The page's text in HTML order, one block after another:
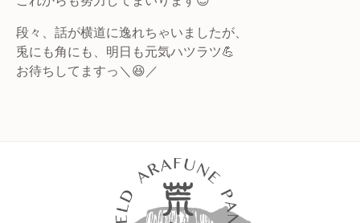
段々、話が横道に逸れちゃいましたが、
兎にも角にも、明日も元気ハツラツ💪
お待ちしてますっ＼😆／